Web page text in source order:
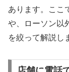
あります。ここ
や、ローソン以
を絞って解説し